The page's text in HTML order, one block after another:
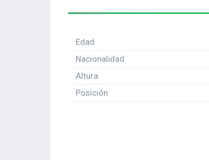
Edad
Nacionalidad
Altura
Posición